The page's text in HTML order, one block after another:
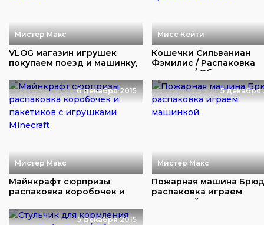
Мистер Макс
VLOG магазин игрушек
покупаем поезд и машинку,
Мисс Кейти
Кошечки Сильваниан
Фэмилис / Распаковка
машинки/ Обзор
6 декабря 2015
Мистер Макс
Майнкрафт сюрпризы
распаковка коробочек и
5 декабря
Мистер Макс
Пожарная машина
распаковка играем
машинкой
5 декабря 2015